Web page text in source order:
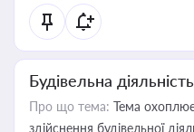
статусу суб'єктів оціночної
Будівельна діяльність
Про що тема: Тема
здійснення будівельної